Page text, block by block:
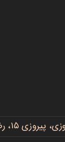
۱۴ ──── کدپستی: ۹۱۷۷۷۳۴۴۸۶